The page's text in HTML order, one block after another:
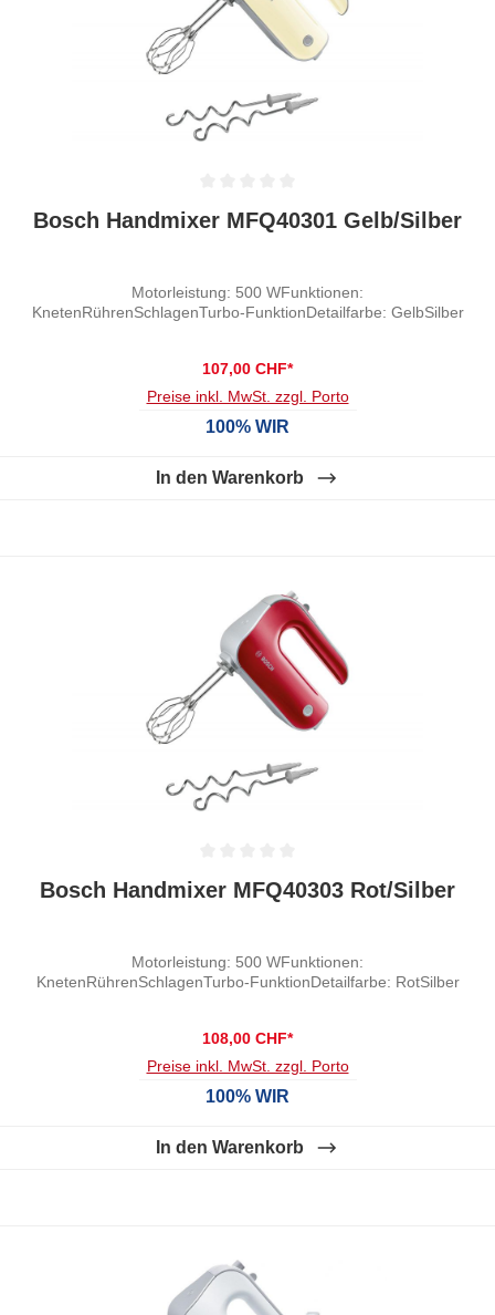
Durchschnittliche Bewertung von 0 von 5 Sternen
Bosch Handmixer MFQ40301 Gelb/Silber
Motorleistung: 500 WFunktionen:
KnetenRührenSchlagenTurbo-FunktionDetailfarbe: GelbSilber
107,00 CHF*
Preise inkl. MwSt. zzgl. Porto
100% WIR
In den Warenkorb
Durchschnittliche Bewertung von 0 von 5 Sternen
Bosch Handmixer MFQ40303 Rot/Silber
Motorleistung: 500 WFunktionen:
KnetenRührenSchlagenTurbo-FunktionDetailfarbe: RotSilber
108,00 CHF*
Preise inkl. MwSt. zzgl. Porto
100% WIR
In den Warenkorb